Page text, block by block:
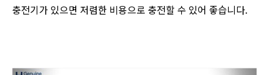
충전기가 있으면 저렴한 비용으로 충전할 수 있어 좋습니다.